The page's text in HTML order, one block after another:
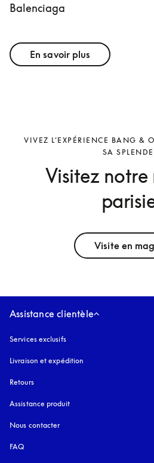
Balenciaga
En savoir plus
VIVEZ L’EXPÉRIENCE BANG &
SA
Visitez notre
Visite en
Assistance clientèle
Services exclusifs
Livraison et expédition
Retours
Assistance produit
Nous contacter
FAQ